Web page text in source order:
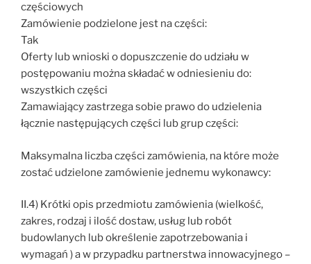
częściowych
Zamówienie podzielone jest na części:
Tak
Oferty lub wnioski o dopuszczenie do udziału w
postępowaniu można składać w odniesieniu do:
wszystkich części
Zamawiający zastrzega sobie prawo do udzielenia
łącznie następujących części lub grup części:
Maksymalna liczba części zamówienia, na które może
zostać udzielone zamówienie jednemu wykonawcy:
II.4) Krótki opis przedmiotu zamówienia (wielkość,
zakres, rodzaj i ilość dostaw, usług lub robót
budowlanych lub określenie zapotrzebowania i
wymagań ) a w przypadku partnerstwa innowacyjnego –